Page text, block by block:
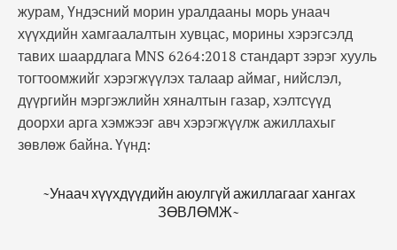
журам, Үндэсний морин уралдааны морь унаач
хүүхдийн хамгаалалтын хувцас, морины хэрэгсэлд
тавих шаардлага МNS 6264:2018 стандарт зэрэг хууль
тогтоомжийг хэрэгжүүлэх талаар аймаг, нийслэл,
дүүргийн мэргэжлийн хяналтын газар, хэлтсүүд
доорхи арга хэмжээг авч хэрэгжүүлж ажиллахыг
зөвлөж байна. Үүнд:
~Унаач хүүхдүүдийн аюулгүй ажиллагааг хангах
ЗӨВЛӨМЖ~